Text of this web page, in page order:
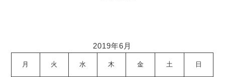
2019年6月
月 火 水 木 金 土 日